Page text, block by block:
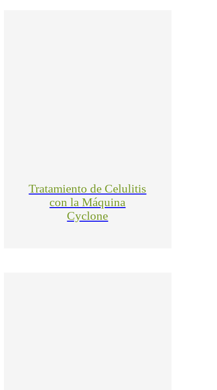
Tratamiento de Celulitis
con la Máquina
Cyclone